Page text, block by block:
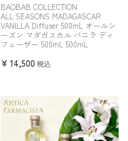
BAOBAB COLLECTION
ALL SEASONS MADAGASCAR
VANILLA Diffuser 500mL オールシ
ーズン マダガスカル バニラ ディ
フューザー 500mL 500mL
¥ 14,500 税込